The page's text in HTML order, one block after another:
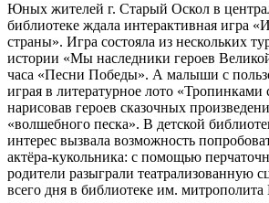
Юных жителей г. Старый Оскол в
библиотеке ждала интерактивная игра
страны». Игра состояла из нескольких
истории «Мы наследники героев
часа «Песни Победы». А малыши с
играя в литературное лото «Тропинками
нарисовав героев сказочных
«волшебного песка». В детской
интерес вызвала возможность
актёра-кукольника: с помощью
родители разыграли театрализованную
всего дня в библиотеке им.